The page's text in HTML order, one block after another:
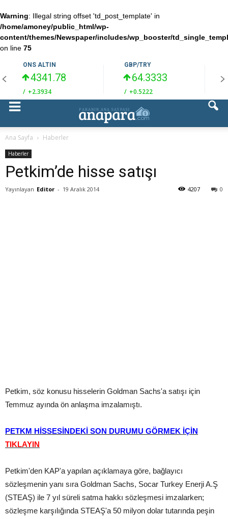
Warning: Illegal string offset 'td_post_template' in
/home/amoney/public_html/wp-
content/themes/Newspaper/includes/wp_booster/
on line 75
ONS ALTIN
4341.78
/ +2.3934
GBP/TRY
64.3333
/ +0.5222
Ana Sayfa Haberler
Haberler
Petkim’de hisse satışı
Yayınlayan Editor - 19 Aralık 2014 0
4207
Petkim, söz konusu hisselerin Goldman Sachs'a satışı için
Temmuz ayında ön anlaşma imzalamıştı.
PETKM HİSSESİNDEKİ SON DURUMU GÖRMEK İÇİN
TIKLAYIN
Petkim'den KAP'a yapılan açıklamaya göre, bağlayıcı
sözleşmenin yanı sıra Goldman Sachs, Socar Turkey Enerji A.Ş
(STEAŞ) ile 7 yıl süreli satma hakkı sözleşmesi imzalarken;
sözleşme karşılığında STEAŞ'a 50 milyon dolar tutarında peşin